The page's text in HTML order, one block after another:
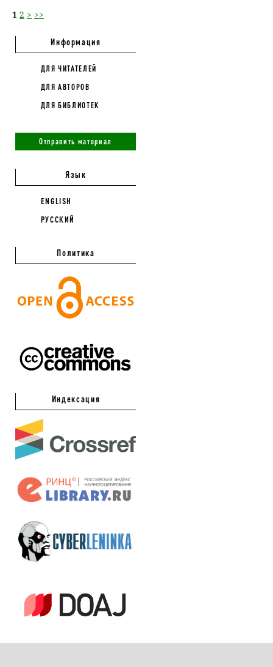
1 2 > >>
Информация
ДЛЯ ЧИТАТЕЛЕЙ
ДЛЯ АВТОРОВ
ДЛЯ БИБЛИОТЕК
Отправить материал
Язык
ENGLISH
РУССКИЙ
Политика
Индексация